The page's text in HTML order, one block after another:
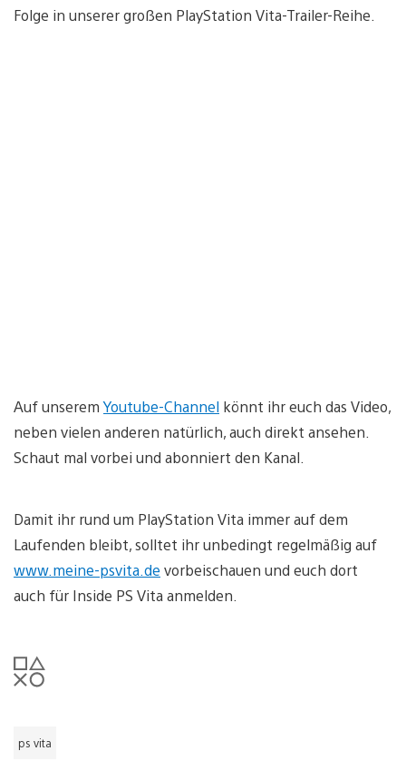
Folge in unserer großen PlayStation Vita-Trailer-Reihe.
Auf unseremYoutube-Channel könnt ihr euch das Video,
neben vielen anderen natürlich, auch direkt ansehen.
Schaut mal vorbei und abonniert den Kanal.
Damit ihr rund um PlayStation Vita immer auf dem
Laufenden bleibt, solltet ihr unbedingt regelmäßig auf
www.meine-psvita.de vorbeischauen und euch dort
auch für Inside PS Vita anmelden.
ps vita